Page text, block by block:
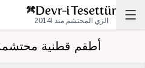
الزي المحتشم منذ 2014l
أطقم قطنية